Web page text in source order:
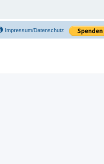
Impressum/Datenschutz